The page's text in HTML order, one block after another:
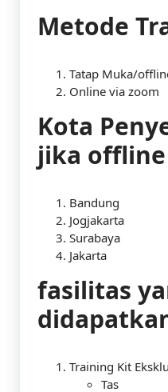
Metode
Tatap Muka/
Online via zoom
Kota
jika
Bandung
Jogjakarta
Surabaya
Jakarta
fasilitas
Training Kit
Tas